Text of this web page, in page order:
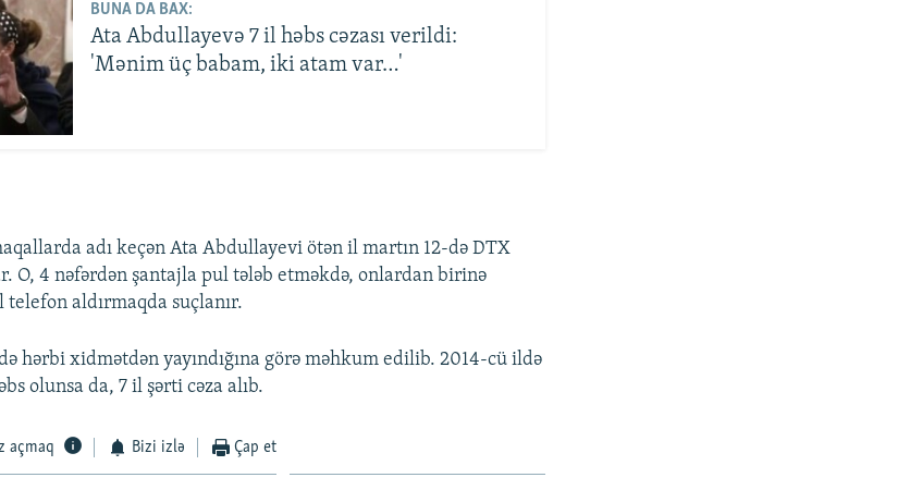
BUNA DA BAX:
Ata Abdullayevə 7 il həbs cəzası verildi:
'Mənim üç babam, iki atam var…'
adı keçən Ata Abdullayevi ötən il martın 12-də DTX
O, 4 nəfərdən şantajla pul tələb etməkdə, onlardan birinə
aldırmaqda suçlanır.
hərbi xidmətdən yayındığına görə məhkum edilib. 2014-cü ildə
olunsa da, 7 il şərti cəza alıb.
açmaq Bizi izlə Çap et